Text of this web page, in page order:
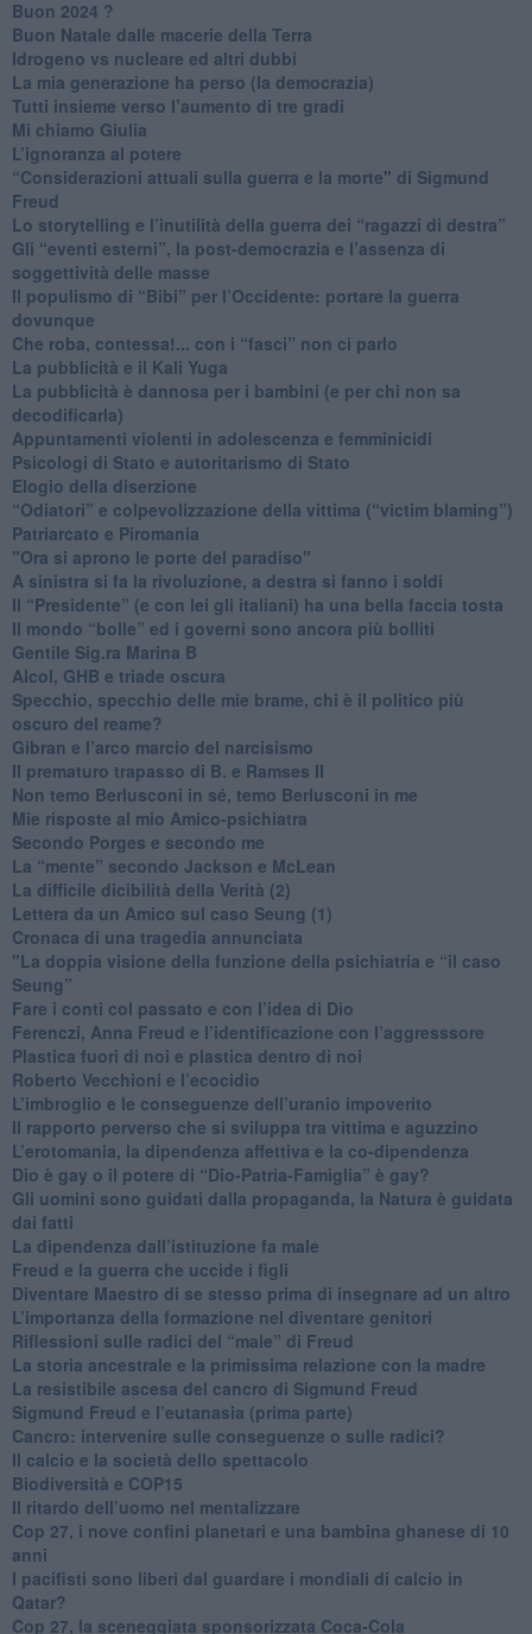
Buon 2024 ?
​Buon Natale dalle macerie della Terra
​Idrogeno vs nucleare ed altri dubbi
​La mia generazione ha perso (la democrazia)
​Tutti insieme verso l’aumento di tre gradi
Mi chiamo Giulia
L’ignoranza al potere
​“Considerazioni attuali sulla guerra e la morte" di Sigmund
Freud
​Lo storytelling e l’inutilità della guerra dei “ragazzi di destra”
​Gli “eventi esterni”, la post-democrazia e l’assenza di
soggettività delle masse
​Il populismo di “Bibi” per l’Occidente: portare la guerra
dovunque
​Che roba, contessa!... con i “fasci” non ci parlo
La pubblicità e il Kali Yuga
​La pubblicità è dannosa per i bambini (e per chi non sa
decodificarla)
​Appuntamenti violenti in adolescenza e femminicidi
​Psicologi di Stato e autoritarismo di Stato
Elogio della diserzione
“Odiatori” e colpevolizzazione della vittima (“victim blaming”)
​Patriarcato e Piromania
"Ora si aprono le porte del paradiso"
​A sinistra si fa la rivoluzione, a destra si fanno i soldi
​Il “Presidente” (e con lei gli italiani) ha una bella faccia tosta
​Il mondo “bolle” ed i governi sono ancora più bolliti
​Gentile Sig.ra Marina B
​Alcol, GHB e triade oscura
​Specchio, specchio delle mie brame, chi è il politico più
oscuro del reame?
​Gibran e l’arco marcio del narcisismo
​Il prematuro trapasso di B. e Ramses II
​Non temo Berlusconi in sé, temo Berlusconi in me
​Mie risposte al mio Amico-psichiatra
​Secondo Porges e secondo me
​La “mente” secondo Jackson e McLean
La difficile dicibilità della Verità (2)
​Lettera da un Amico sul caso Seung (1)
​Cronaca di una tragedia annunciata
"​La doppia visione della funzione della psichiatria e “il caso
Seung”
​Fare i conti col passato e con l’idea di Dio
​Ferenczi, Anna Freud e l’identificazione con l’aggresssore
Plastica fuori di noi e plastica dentro di noi
​Roberto Vecchioni e l’ecocidio
​L’imbroglio e le conseguenze dell’uranio impoverito
​Il rapporto perverso che si sviluppa tra vittima e aguzzino
L’erotomania, la dipendenza affettiva e la co-dipendenza
​Dio è gay o il potere di “Dio-Patria-Famiglia” è gay?
​Gli uomini sono guidati dalla propaganda, la Natura è guidata
dai fatti
La dipendenza dall’istituzione fa male
​Freud e la guerra che uccide i figli
​Diventare Maestro di se stesso prima di insegnare ad un altro
L’importanza della formazione nel diventare genitori
Riflessioni sulle radici del “male” di Freud
​La storia ancestrale e la primissima relazione con la madre
​La resistibile ascesa del cancro di Sigmund Freud
Sigmund Freud e l’eutanasia (prima parte)
Cancro: intervenire sulle conseguenze o sulle radici?
​Il calcio e la società dello spettacolo
Biodiversità e COP15
​Il ritardo dell’uomo nel mentalizzare
​Cop 27, i nove confini planetari e una bambina ghanese di 10
anni
​I pacifisti sono liberi dal guardare i mondiali di calcio in
Qatar?
​Cop 27, la sceneggiata sponsorizzata Coca-Cola